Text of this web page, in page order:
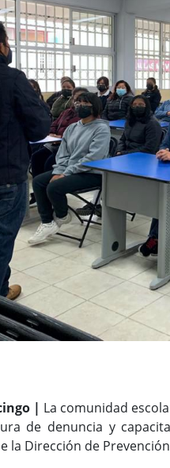
| La comunidad
de denuncia y
la Dirección de